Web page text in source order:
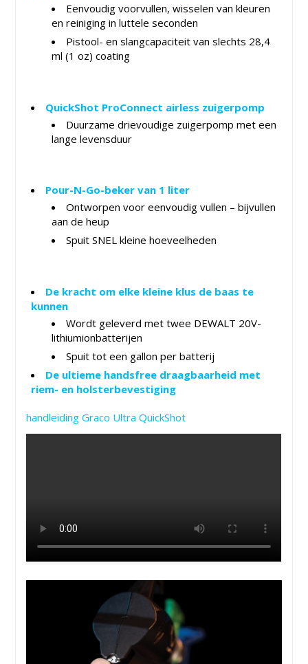
Eenvoudig voorvullen, wisselen van kleuren
en reiniging in luttele seconden
Pistool- en slangcapaciteit van slechts 28,4
ml (1 oz) coating
QuickShot ProConnect airless zuigerpomp
Duurzame drievoudige zuigerpomp met een
lange levensduur
Pour-N-Go-beker van 1 liter
Ontworpen voor eenvoudig vullen – bijvullen
aan de heup
Spuit SNEL kleine hoeveelheden
De kracht om elke kleine klus de baas te
kunnen
Wordt geleverd met twee DEWALT 20V-
lithiumionbatterijen
Spuit tot een gallon per batterij
De ultieme handsfree draagbaarheid met
riem- en holsterbevestiging
handleiding Graco Ultra QuickShot